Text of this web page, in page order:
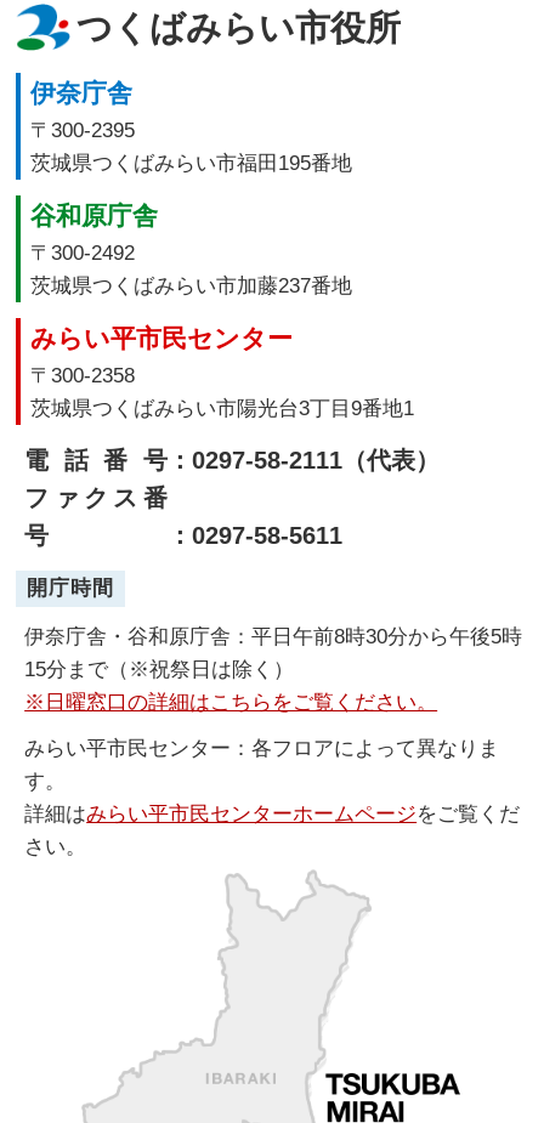
つくばみらい市役所
伊奈庁舎
〒300-2395
茨城県つくばみらい市福田195番地
谷和原庁舎
〒300-2492
茨城県つくばみらい市加藤237番地
みらい平市民センター
〒300-2358
茨城県つくばみらい市陽光台3丁目9番地1
電話番号：0297-58-2111（代表）
ファクス番
号
：0297-58-5611
開庁時間
伊奈庁舎・谷和原庁舎：平日午前8時30分から午後5時
15分まで（※祝祭日は除く）
※日曜窓口の詳細はこちらをご覧ください。
みらい平市民センター：各フロアによって異なりま
す。
詳細はみらい平市民センターホームページをご覧くだ
さい。